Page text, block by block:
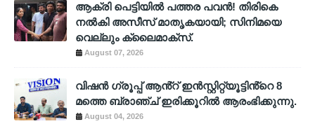
ആക്രി പെട്ടിയിൽ പത്തര പവൻ! തിരികെ
നൽകി അസീസ് മാതൃകയായി; സിനിമയെ
വെല്ലും ക്ലൈമാക്സ്.
August 07, 2026
വിഷൻ ഗ്രൂപ്പ് ആൻ്റ് ഇൻസ്റ്റിറ്റ്യൂട്ടിൻ്റെ 8
മത്തെ ബ്രാഞ്ച് ഇരിക്കൂറിൽ ആരംഭിക്കുന്നു.
August 04, 2026